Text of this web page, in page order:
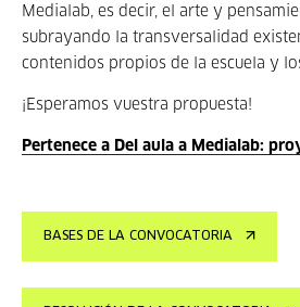
Medialab, es decir, el arte y
subrayando la transversalidad
contenidos propios de la escuela y
¡Esperamos vuestra propuesta!
Pertenece a Del aula a Medialab:
BASES DE LA CONVOCATORIA